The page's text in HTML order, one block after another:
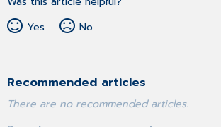
Yes
No
Recommended articles
There are no recommended articles.